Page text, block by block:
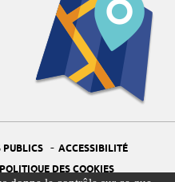
- ACCESSIBILITÉ
POLITIQUE DES COOKIES